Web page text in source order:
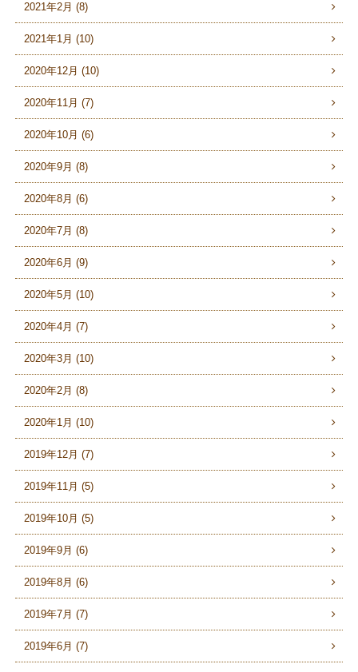
2021年2月 (8)
2021年1月 (10)
2020年12月 (10)
2020年11月 (7)
2020年10月 (6)
2020年9月 (8)
2020年8月 (6)
2020年7月 (8)
2020年6月 (9)
2020年5月 (10)
2020年4月 (7)
2020年3月 (10)
2020年2月 (8)
2020年1月 (10)
2019年12月 (7)
2019年11月 (5)
2019年10月 (5)
2019年9月 (6)
2019年8月 (6)
2019年7月 (7)
2019年6月 (7)